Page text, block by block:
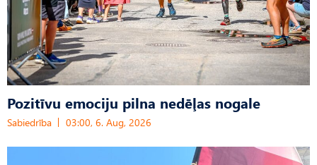
Pozitīvu emociju pilna nedēļas nogale
Sabiedrība 03:00, 6. Aug, 2026